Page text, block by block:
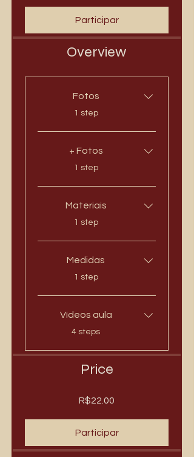
Participar
Overview
Fotos
.
1 step
+ Fotos
.
1 step
Materiais
.
1 step
Medidas
.
1 step
Vídeos aula
.
4 steps
Price
R$22.00
Participar